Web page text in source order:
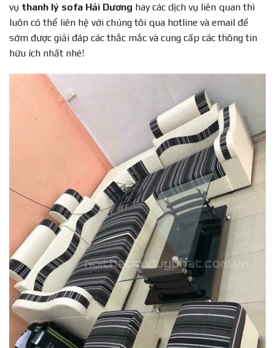
vụ thanh lý sofa Hải Dương hay các dịch vụ liên quan thì
luôn có thể liên hệ với chúng tôi qua hotline và email để
sớm được giải đáp các thắc mắc và cung cấp các thông tin
hữu ích nhất nhé!